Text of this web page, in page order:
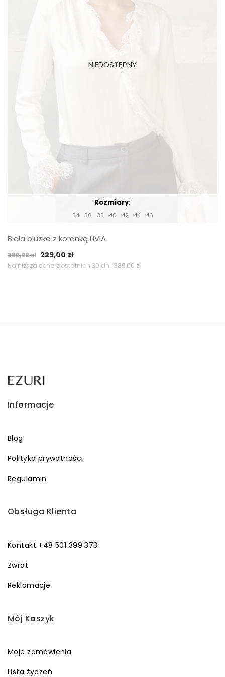
Rozmiary:
34 36 38 40 42 44 46
Biała bluzka z koronką LIVIA
389,00zł Pierwotna
cena
229,00 złAktualna
cena
Najniższa cena z ostatnich 30 dni: 389,00 zł
Informacje
Blog
Polityka prywatności
Regulamin
Obsługa Klienta
Kontakt +48 501 399 373
Zwrot
Reklamacje
Mój Koszyk
Moje zamówienia
Lista życzeń